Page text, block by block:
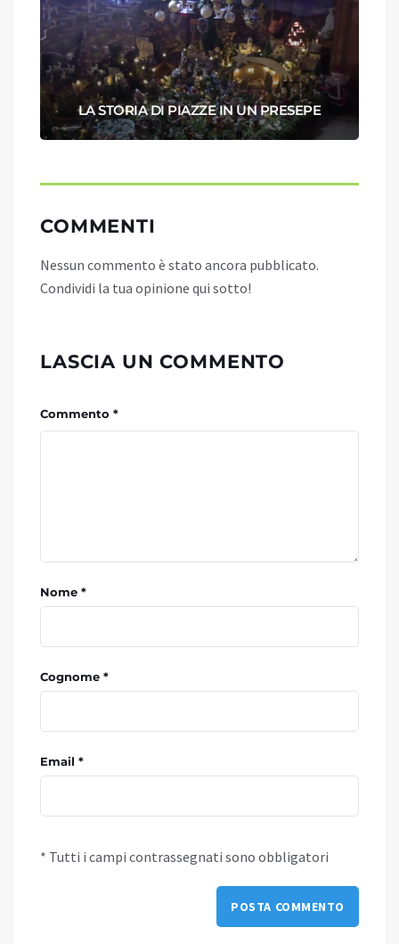
LA STORIA DI PIAZZE IN UN PRESEPE
COMMENTI
Nessun commento è stato ancora pubblicato.
Condividi la tua opinione qui sotto!
LASCIA UN COMMENTO
Commento *
Nome *
Cognome *
Email *
* Tutti i campi contrassegnati sono obbligatori